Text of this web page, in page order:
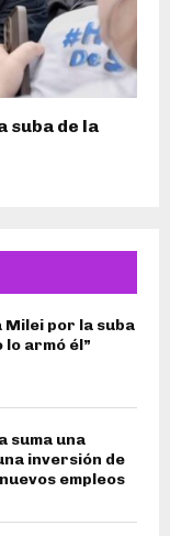
suba de la
por la suba
lo armó él”
suma una
inversión de
empleos